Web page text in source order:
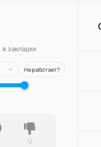
закладки
Не работает?
0